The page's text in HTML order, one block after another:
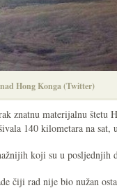
Hong Konga (Twitter)
znatnu materijalnu štetu
140 kilometara na sat,
koji su u posljednjih
čiji rad nije bio nužan